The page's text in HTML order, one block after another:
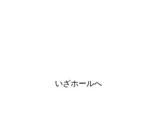
いざホールへ